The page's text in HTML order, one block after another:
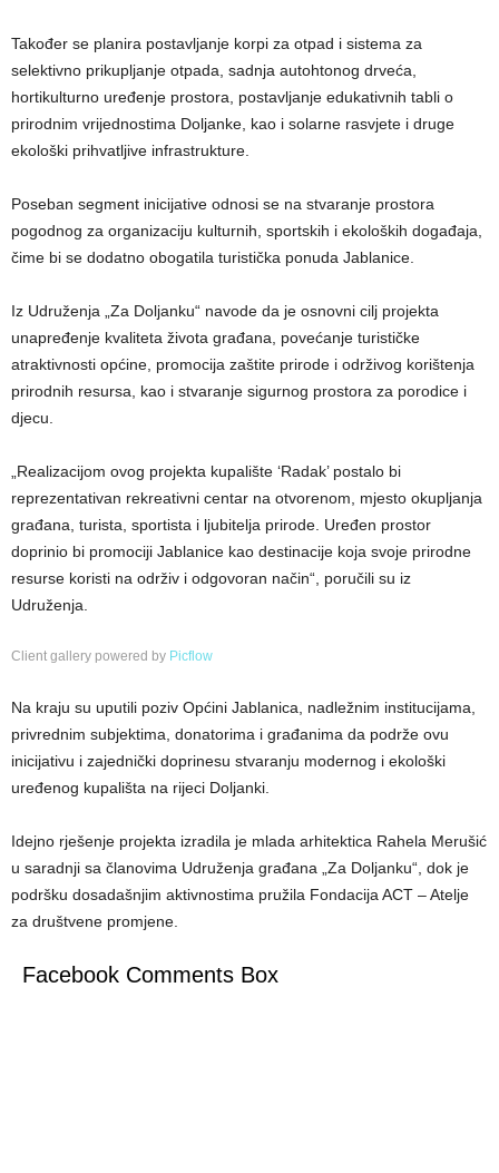
Također se planira postavljanje korpi za otpad i sistema za
selektivno prikupljanje otpada, sadnja autohtonog drveća,
hortikulturno uređenje prostora, postavljanje edukativnih tabli o
prirodnim vrijednostima Doljanke, kao i solarne rasvjete i druge
ekološki prihvatljive infrastrukture.
Poseban segment inicijative odnosi se na stvaranje prostora
pogodnog za organizaciju kulturnih, sportskih i ekoloških događaja,
čime bi se dodatno obogatila turistička ponuda Jablanice.
Iz Udruženja „Za Doljanku“ navode da je osnovni cilj projekta
unapređenje kvaliteta života građana, povećanje turističke
atraktivnosti općine, promocija zaštite prirode i održivog korištenja
prirodnih resursa, kao i stvaranje sigurnog prostora za porodice i
djecu.
„Realizacijom ovog projekta kupalište ‘Radak’ postalo bi
reprezentativan rekreativni centar na otvorenom, mjesto okupljanja
građana, turista, sportista i ljubitelja prirode. Uređen prostor
doprinio bi promociji Jablanice kao destinacije koja svoje prirodne
resurse koristi na održiv i odgovoran način“, poručili su iz
Udruženja.
Client gallery powered by Picflow
Na kraju su uputili poziv Općini Jablanica, nadležnim institucijama,
privrednim subjektima, donatorima i građanima da podrže ovu
inicijativu i zajednički doprinesu stvaranju modernog i ekološki
uređenog kupališta na rijeci Doljanki.
Idejno rješenje projekta izradila je mlada arhitektica Rahela Merušić
u saradnji sa članovima Udruženja građana „Za Doljanku“, dok je
podršku dosadašnjim aktivnostima pružila Fondacija ACT – Atelje
za društvene promjene.
Facebook Comments Box